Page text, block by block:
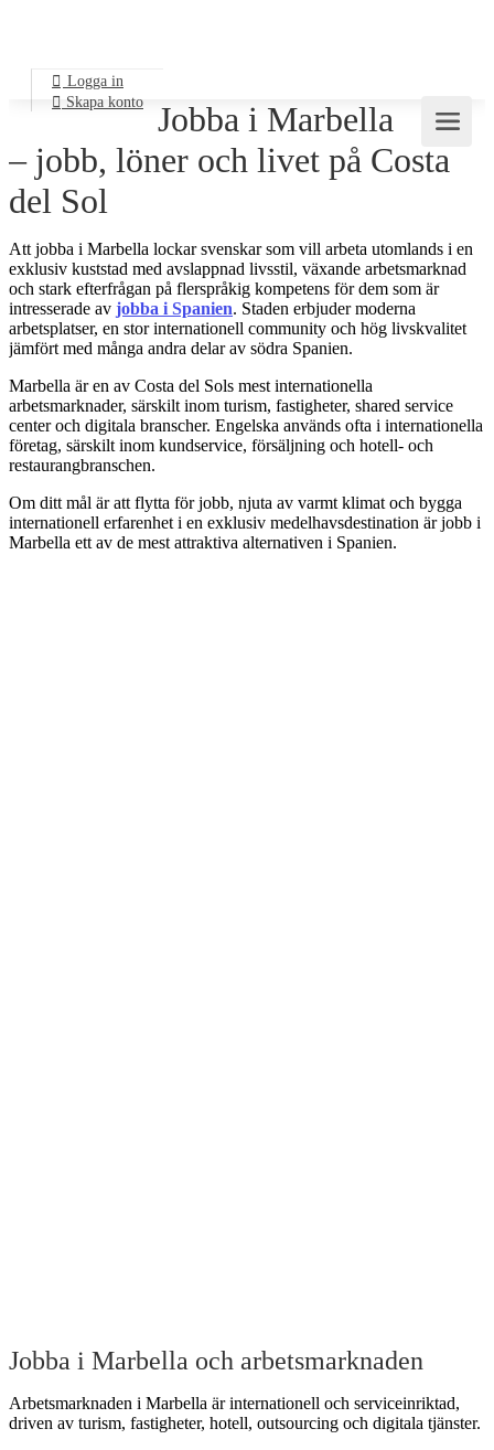
Logga in
Skapa konto
Jobba i Marbella
– jobb, löner och livet på Costa
del Sol
Att jobba i Marbella lockar svenskar som vill arbeta utomlands i en
exklusiv kuststad med avslappnad livsstil, växande arbetsmarknad
och stark efterfrågan på flerspråkig kompetens för dem som är
intresserade av jobba i Spanien. Staden erbjuder moderna
arbetsplatser, en stor internationell community och hög livskvalitet
jämfört med många andra delar av södra Spanien.
Marbella är en av Costa del Sols mest internationella
arbetsmarknader, särskilt inom turism, fastigheter, shared service
center och digitala branscher. Engelska används ofta i internationella
företag, särskilt inom kundservice, försäljning och hotell- och
restaurangbranschen.
Om ditt mål är att flytta för jobb, njuta av varmt klimat och bygga
internationell erfarenhet i en exklusiv medelhavsdestination är jobb i
Marbella ett av de mest attraktiva alternativen i Spanien.
Jobba i Marbella och arbetsmarknaden
Arbetsmarknaden i Marbella är internationell och serviceinriktad,
driven av turism, fastigheter, hotell, outsourcing och digitala tjänster.